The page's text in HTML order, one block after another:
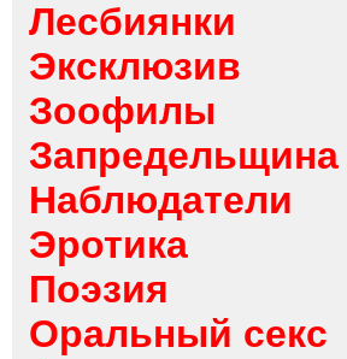
Лесбиянки
Эксклюзив
Зоофилы
Запредельщина
Наблюдатели
Эротика
Поэзия
Оральный секс